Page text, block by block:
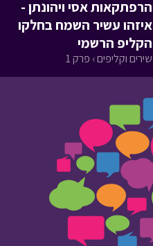
הרפתקאות אסי ויהונתן -
איזהו עשיר השמח בחלקו
הקליפ הרשמי
שירים וקליפים › פרק 1